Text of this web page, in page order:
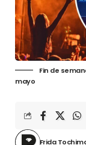
Fin de
mayo
Frida